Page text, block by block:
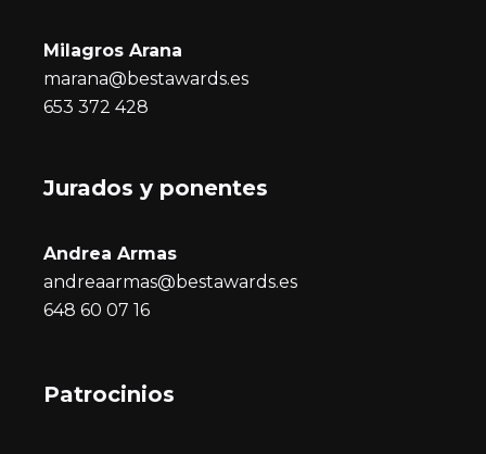
Milagros Arana
marana@bestawards.es
653 372 428
Jurados y ponentes
Andrea Armas
andreaarmas@bestawards.es
648 60 07 16
Patrocinios